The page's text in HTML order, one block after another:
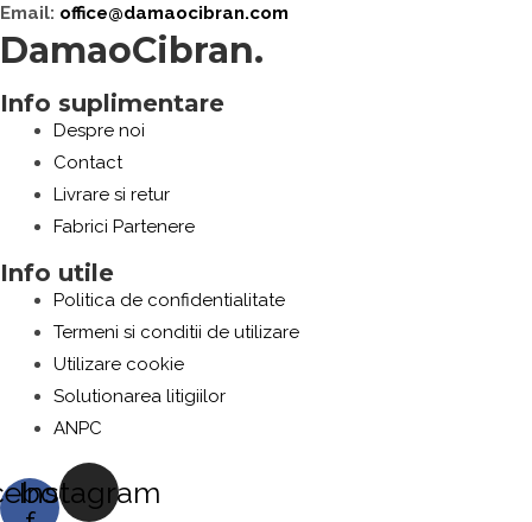
Email: office@damaocibran.com
DamaoCibran.
Info suplimentare
Despre noi
Contact
Livrare si retur
Fabrici Partenere
Info utile
Politica de confidentialitate
Termeni si conditii de utilizare
Utilizare cookie
Solutionarea litigiilor
ANPC
Instagram